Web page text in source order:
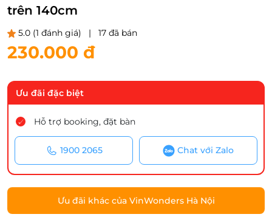
trên 140cm
5.0 (1 đánh giá) | 17 đã bán
230.000 đ
Ưu đãi đặc biệt
Hỗ trợ booking, đặt bàn
1900 2065 Chat với Zalo
Ưu đãi khác của VinWonders Hà Nội